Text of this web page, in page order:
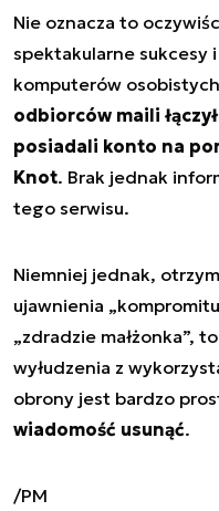
Nie oznacza to
spektakularne sukcesy
komputerów
odbiorców maili
posiadali konto na
Knot. Brak jednak
tego serwisu.
Niemniej jednak,
ujawnienia
„zdradzie małżonka”,
wyłudzenia z
obrony jest bardzo
wiadomość usunąć.
/PM